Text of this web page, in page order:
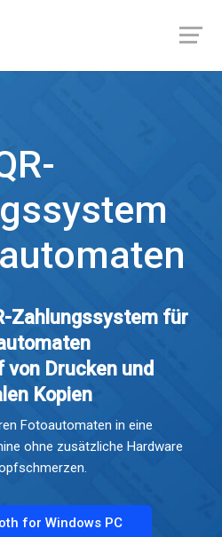
Zahlungssystem für
Drucken und
Kopien
Fotoautomaten in eine
ohne zusätzliche Hardware
for Windows PC